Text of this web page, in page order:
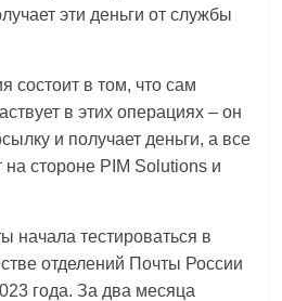
эти деньги от службы
состоит в том, что сам
в этих операциях – он
и получает деньги, а все
стороне PIM Solutions и
начала тестироваться в
отделений Почты России
года. За два месяца